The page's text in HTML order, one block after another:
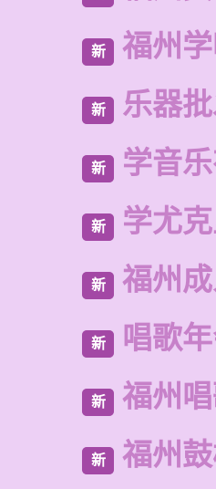
新 福州
新 乐器
新 学音
新 学尤
新 福州
新 唱歌
新 福州
新 福州